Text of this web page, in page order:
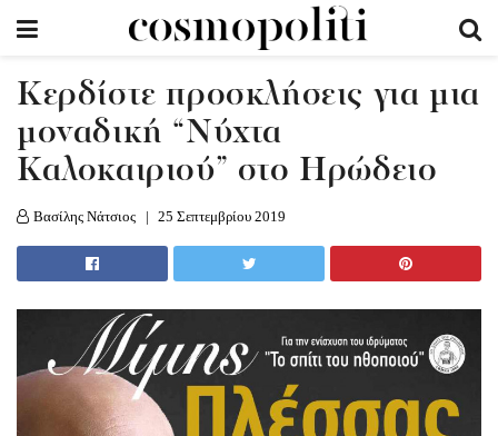
Κερδίστε προσκλήσεις για μια
μοναδική “Νύχτα
Καλοκαιριού” στο Ηρώδειο
Βασίλης Νάτσιος 25 Σεπτεμβρίου 2019